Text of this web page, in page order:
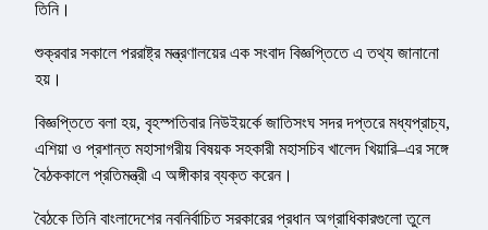
তিনি।
শুক্রবার সকালে পররাষ্ট্র মন্ত্রণালয়ের এক সংবাদ বিজ্ঞপ্তিতে এ তথ্য জানানো
হয়।
বিজ্ঞপ্তিতে বলা হয়, বৃহস্পতিবার নিউইয়র্কে জাতিসংঘ সদর দপ্তরে মধ্যপ্রাচ্য,
এশিয়া ও প্রশান্ত মহাসাগরীয় বিষয়ক সহকারী মহাসচিব খালেদ খিয়ারি–এর সঙ্গে
বৈঠককালে প্রতিমন্ত্রী এ অঙ্গীকার ব্যক্ত করেন।
বৈঠকে তিনি বাংলাদেশের নবনির্বাচিত সরকারের প্রধান অগ্রাধিকারগুলো তুলে